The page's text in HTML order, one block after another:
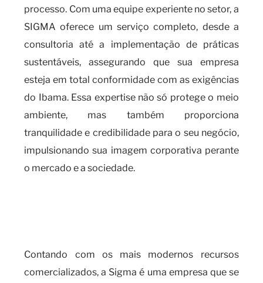
processo. Com uma equipe experiente no setor, a
SIGMA oferece um serviço completo, desde a
consultoria até a implementação de práticas
sustentáveis, assegurando que sua empresa
esteja em total conformidade com as exigências
do Ibama. Essa expertise não só protege o meio
ambiente, mas também proporciona
tranquilidade e credibilidade para o seu negócio,
impulsionando sua imagem corporativa perante
o mercado e a sociedade.
Contando com os mais modernos recursos
comercializados, a Sigma é uma empresa que se